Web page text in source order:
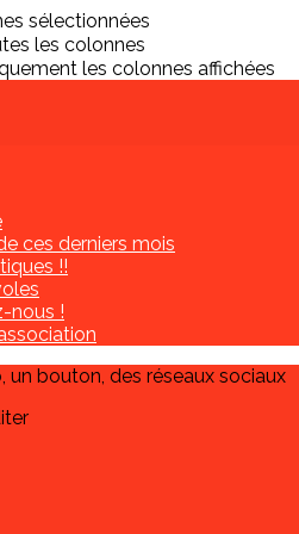
sélectionnées
les colonnes
les colonnes affichées
ces derniers mois
!!
nous !
un bouton, des réseaux sociaux